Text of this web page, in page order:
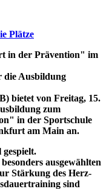
Plätze
in der Prävention" im
die Ausbildung
bietet von Freitag, 15.
zum
in der Sportschule
am Main an.
gespielt.
ausgewählten
Stärkung des Herz-
sind